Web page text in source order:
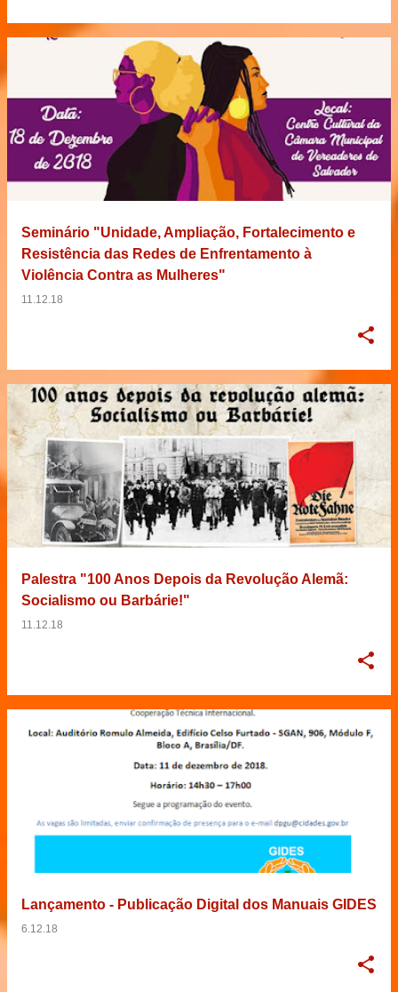
Seminário "Unidade, Ampliação, Fortalecimento e
Resistência das Redes de Enfrentamento à
Violência Contra as Mulheres"
11.12.18
Palestra "100 Anos Depois da Revolução Alemã:
Socialismo ou Barbárie!"
11.12.18
Lançamento - Publicação Digital dos Manuais GIDES
6.12.18